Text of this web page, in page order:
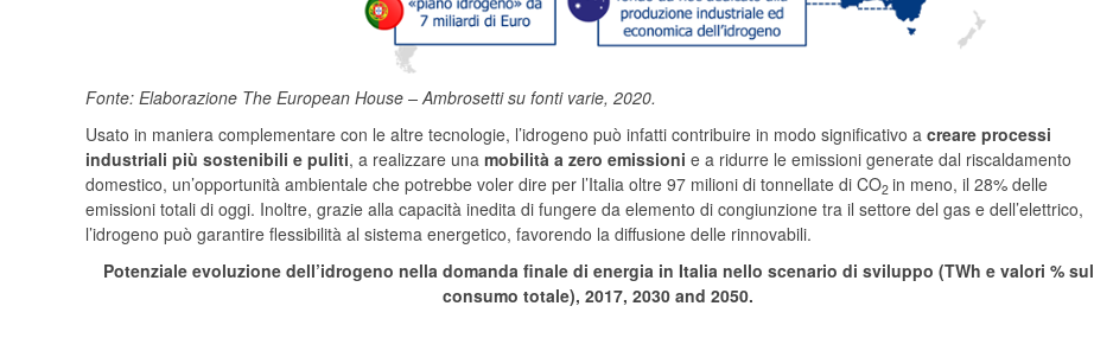
Fonte: Elaborazione The European House – Ambrosetti su fonti varie, 2020.
Usato in maniera complementare con le altre tecnologie, l’idrogeno può infatti contribuire in modo significativo a creare processi
industriali più sostenibili e puliti, a realizzare una mobilità a zero emissioni e a ridurre le emissioni generate dal riscaldamento
domestico, un’opportunità ambientale che potrebbe voler dire per l’Italia oltre 97 milioni di tonnellate di CO2 in meno, il 28% delle
emissioni totali di oggi. Inoltre, grazie alla capacità inedita di fungere da elemento di congiunzione tra il settore del gas e dell’elettrico,
l’idrogeno può garantire flessibilità al sistema energetico, favorendo la diffusione delle rinnovabili.
Potenziale evoluzione dell’idrogeno nella domanda finale di energia in Italia nello scenario di sviluppo (TWh e valori % sul
consumo totale), 2017, 2030 and 2050.